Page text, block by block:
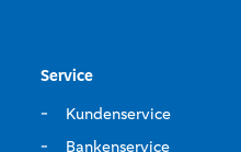
Service
Kundenservice
Bankenservice